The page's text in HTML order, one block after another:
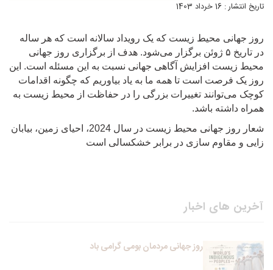
تاریخ انتشار : 16 خرداد 1403
روز جهانی محیط زیست که یک رویداد سالانه است که هر ساله
در تاریخ ۵ ژوئن برگزار می‌شود. هدف از برگزاری روز جهانی
محیط زیست افزایش آگاهی جهانی نسبت به این مسئله است. این
روز یک فرصت است تا همه ما به یاد بیاوریم که چگونه اقدامات
کوچک می‌توانند تغییرات بزرگی را در حفاظت از محیط زیست به
همراه داشته باشد.
شعار روز جهانی محیط زیست در سال 2024، احیای زمین، بیابان
زایی و مقاوم سازی در برابر خشکسالی است
آخرین های اخبار
روز جهانی مردمان بومی گرامی باد